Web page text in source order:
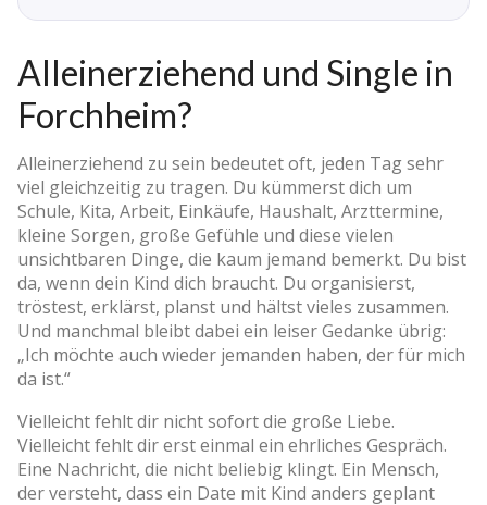
Alleinerziehend und Single in
Forchheim?
Alleinerziehend zu sein bedeutet oft, jeden Tag sehr
viel gleichzeitig zu tragen. Du kümmerst dich um
Schule, Kita, Arbeit, Einkäufe, Haushalt, Arzttermine,
kleine Sorgen, große Gefühle und diese vielen
unsichtbaren Dinge, die kaum jemand bemerkt. Du bist
da, wenn dein Kind dich braucht. Du organisierst,
tröstest, erklärst, planst und hältst vieles zusammen.
Und manchmal bleibt dabei ein leiser Gedanke übrig:
„Ich möchte auch wieder jemanden haben, der für mich
da ist.“
Vielleicht fehlt dir nicht sofort die große Liebe.
Vielleicht fehlt dir erst einmal ein ehrliches Gespräch.
Eine Nachricht, die nicht beliebig klingt. Ein Mensch,
der versteht, dass ein Date mit Kind anders geplant